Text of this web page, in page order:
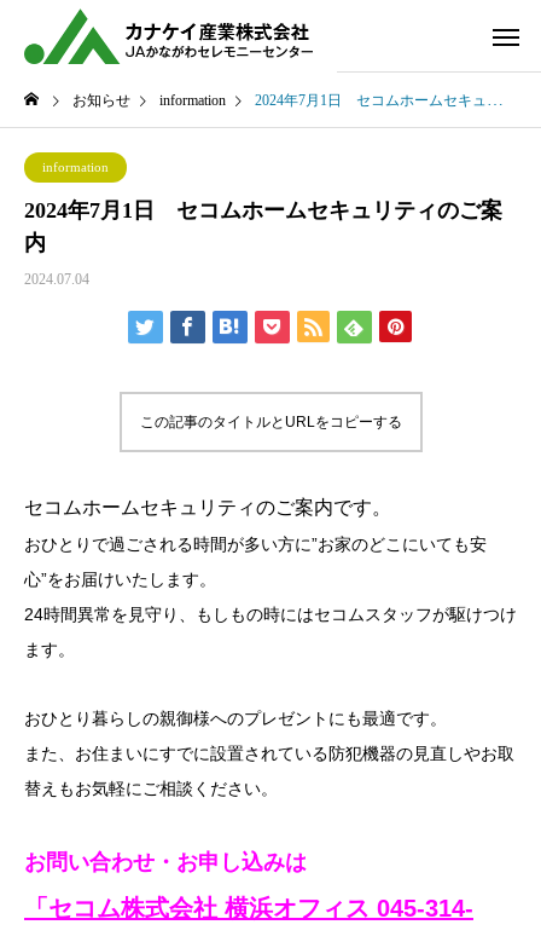
お知らせ information 2024年7月1日 セコムホームセキュリティのご案内
information
2024年7月1日 セコムホームセキュリティのご案
内
2024.07.04
この記事のタイトルとURLをコピーする
セコムホームセキュリティのご案内です。
おひとりで過ごされる時間が多い方に”お家のどこにいても安
心”をお届けいたします。
24時間異常を見守り、もしもの時にはセコムスタッフが駆けつけ
ます。
おひとり暮らしの親御様へのプレゼントにも最適です。
また、お住まいにすでに設置されている防犯機器の見直しやお取
替えもお気軽にご相談ください。
お問い合わせ・お申し込みは
「セコム株式会社 横浜オフィス 045-314-